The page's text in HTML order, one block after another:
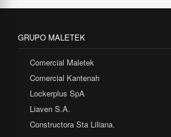
GRUPO MALETEK
Comercial Maletek
Comercial Kantenah
Lockerplus SpA
Liaven S.A.
Constructora Sta Liliana.